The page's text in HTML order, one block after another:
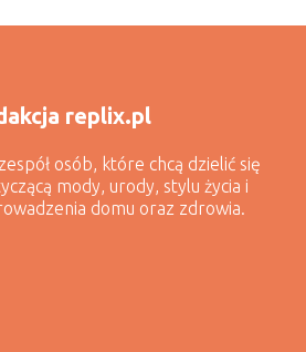
replix.pl
osób, które chcą dzielić się
mody, urody, stylu życia i
domu oraz zdrowia.